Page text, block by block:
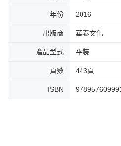
年份 2016
出版商 華泰文化
產品型式 平裝
頁數 443頁
ISBN